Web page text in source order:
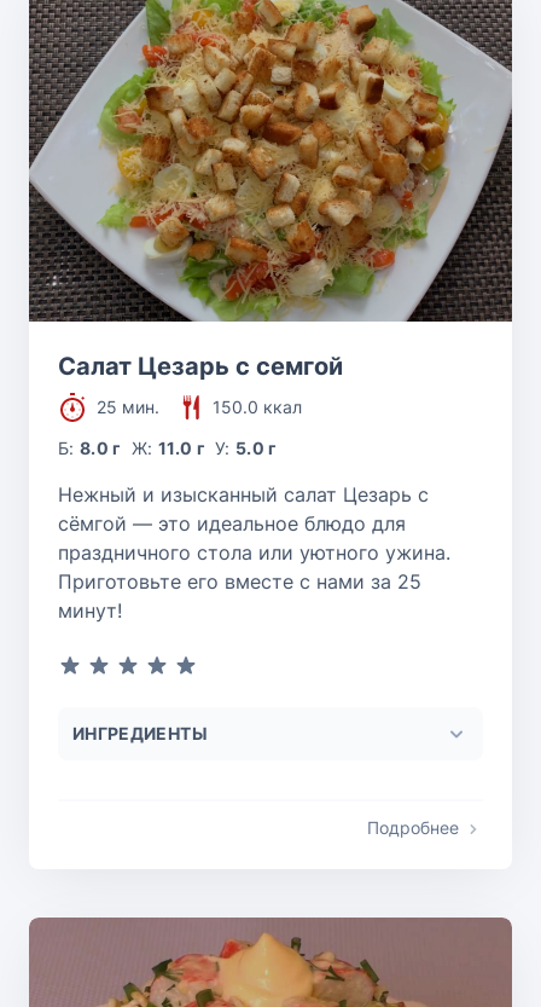
Салат Цезарь с семгой
25 мин.
150.0 ккал
Б:8.0 г Ж: 11.0 г У: 5.0 г
Нежный и изысканный салат Цезарь с
сёмгой — это идеальное блюдо для
праздничного стола или уютного ужина.
Приготовьте его вместе с нами за 25
минут!
ИНГРЕДИЕНТЫ
Подробнее